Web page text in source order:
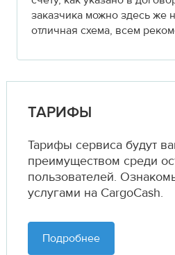
заказчика можно здесь же
отличная схема, всем
ТАРИФЫ
Тарифы сервиса будут
преимуществом среди
пользователей.
услугами на CargoCash.
Подробнее